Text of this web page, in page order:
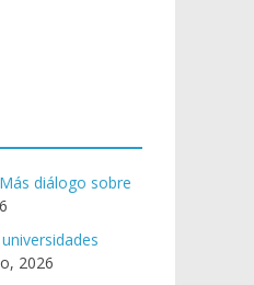
diálogo sobre
2026